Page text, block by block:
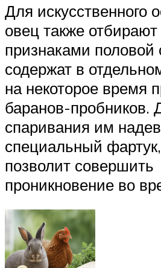
Для искусственного
овец также
признаками половой
содержат в
на некоторое время
баранов-пробников.
спаривания им
специальный
позволит совершить
проникновение во